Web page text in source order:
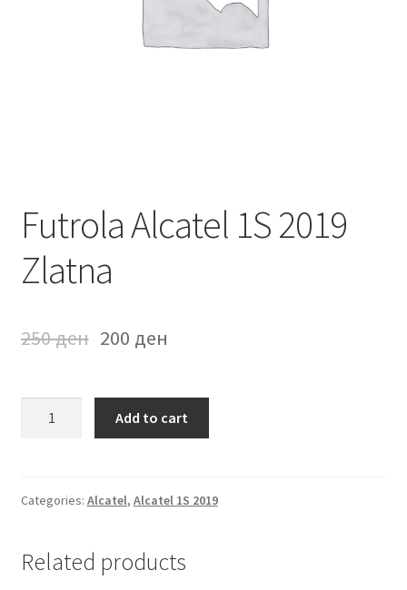
Futrola Alcatel 1S 2019
Zlatna
250ден 200 ден
Zlatna
Add to cart
Categories: Alcatel, Alcatel 1S 2019
Related products